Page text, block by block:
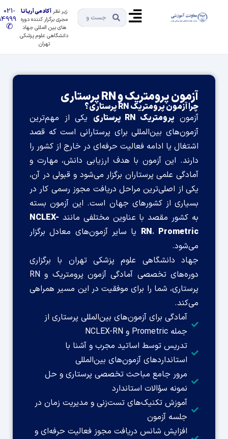
زیر نظرآکادمی آریـانـا
مجری برگزار کننده دوره
های بین المللی جهاد
دانشگاهی علوم پزشکی
021-
91494999
✆
آزمون پرومتریک و RN پرستاری
چرا آزمون پرومتریک RN پرستاری؟
پرومتریک RN پرستاری
یکی از مهم‌ترین
آزمون‌های بین‌المللی برای پرستارانی است که قصد
اشتغال یا ادامه فعالیت حرفه‌ای در خارج از کشور را
دارند. این آزمون با هدف ارزیابی دانش، مهارت و
آمادگی علمی پرستاران برگزار می‌شود و قبولی در آن،
یکی از اصلی‌ترین مراحل دریافت مجوز رسمی کار در
بسیاری از کشورهای جهان است. این آزمون بسته
به کشور مقصد با عناوین مختلفی مانندNCLEX-
RN،Prometric
یا سایر آزمون‌های معادل برگزار
جهاد دانشگاهی علوم پزشکی تهران با برگزاری
دوره‌های تخصصی آمادگی آزمون پرومتریک و RN
پرستاری، شما را برای موفقیت در این مسیر همراهی
آمادگی برای آزمون‌های بین‌المللی پرستاری از
تدریس توسط اساتید مجرب و آشنا با
استانداردهای آزمون‌های بین‌المللی
مرور جامع مباحث تخصصی پرستاری و حل
نمونه سؤالات استاندارد
آموزش تکنیک‌های تست‌زنی و مدیریت زمان در
جلسه آزمون
افزایش شانس دریافت مجوز فعالیت حرفه‌ای و